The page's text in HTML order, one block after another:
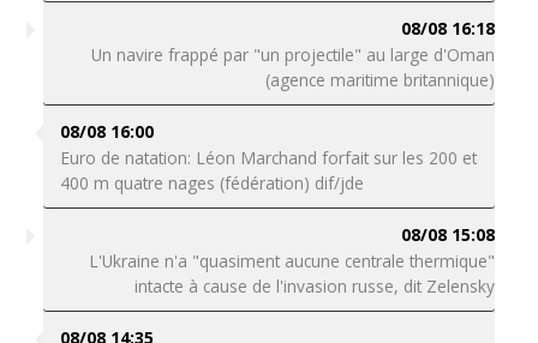
08/08 16:18
Un navire frappé par "un projectile" au large d'Oman
(agence maritime britannique)
08/08 16:00
Euro de natation: Léon Marchand forfait sur les 200 et
400 m quatre nages (fédération) dif/jde
08/08 15:08
L'Ukraine n'a "quasiment aucune centrale thermique"
intacte à cause de l'invasion russe, dit Zelensky
08/08 14:35